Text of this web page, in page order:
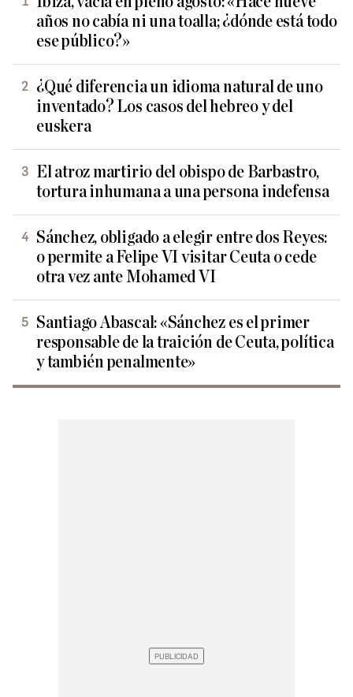
años no cabía ni una toalla; ¿dónde está todo
ese público?»
¿Qué diferencia un idioma natural de uno
inventado? Los casos del hebreo y del
euskera
El atroz martirio del obispo de Barbastro,
tortura inhumana a una persona indefensa
Sánchez, obligado a elegir entre dos Reyes:
o permite a Felipe VI visitar Ceuta o cede
otra vez ante Mohamed VI
Santiago Abascal: «Sánchez es el primer
responsable de la traición de Ceuta, política
y también penalmente»